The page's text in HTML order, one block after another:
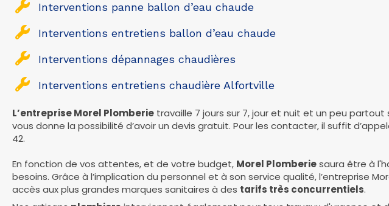
Interventions panne ballon d’eau chaude
Interventions entretiens ballon d’eau chaude
Interventions dépannages chaudières
Interventions entretiens chaudière Alfortville
L’entreprise Morel Plomberie travaille 7 jours sur 7, jour et nuit et un peu partout
vous donne la possibilité d’avoir un devis gratuit. Pour les contacter, il suffit
42.
En fonction de vos attentes, et de votre budget, Morel Plomberiesaura être à
besoins. Grâce à l’implication du personnel et à son service qualité, l’entreprise
accès aux plus grandes marques sanitaires à des tarifs très concurrentiels.